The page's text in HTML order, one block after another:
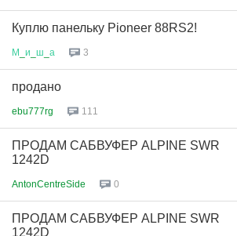
Куплю панельку Pioneer 88RS2!
М и ш а 3
продано
ebu777rg 111
ПРОДАМ САБВУФЕР ALPINE SWR
1242D
AntonCentreSide 0
ПРОДАМ САБВУФЕР ALPINE SWR
1242D